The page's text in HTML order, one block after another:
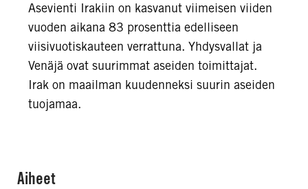
Asevienti Irakiin on kasvanut viimeisen viiden
vuoden aikana 83 prosenttia edelliseen
viisivuotiskauteen verrattuna. Yhdysvallat ja
Venäjä ovat suurimmat aseiden toimittajat.
Irak on maailman kuudenneksi suurin aseiden
tuojamaa.
Aiheet